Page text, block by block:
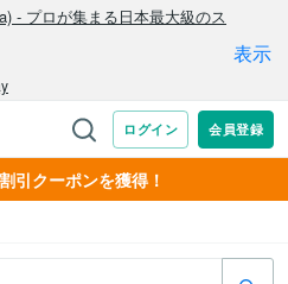
引クーポンを獲得！